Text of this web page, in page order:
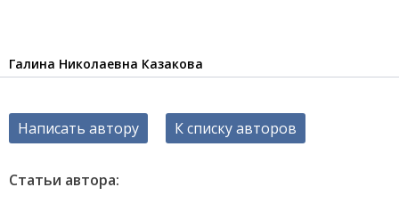
Галина Николаевна Казакова
Написать автору К списку авторов
Статьи автора: